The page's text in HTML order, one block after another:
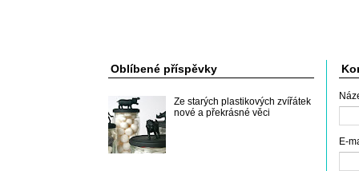
Oblíbené příspěvky
Ze starých plastikových zvířátek
nové a překrásné věci
E-